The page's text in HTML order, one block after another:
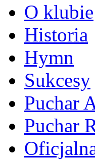
O klubie
Historia
Hymn
Sukcesy
Puchar
Puchar